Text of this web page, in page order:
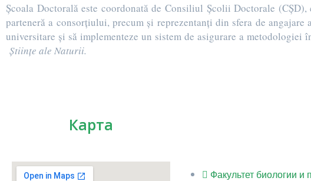
Școala Doctorală este coordonată de Consiliul Școlii Doctorale
parteneră a consorțiului, precum și reprezentanți din sfera de
universitare și să implementeze un sistem de asigurare a
Științe ale Naturii.
Карта
Факультет биологии и